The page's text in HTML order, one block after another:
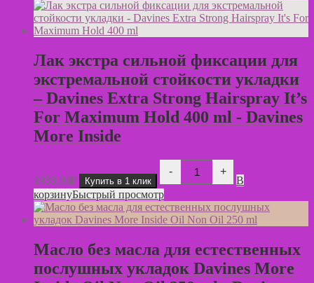
фиксации
для
глянцевого
стайлинга
Davines
More
Inside
Medium
Hold
Hairspray
Лак экстра сильной фиксации для
экстремальной стойкости укладки
– Davines Extra Strong Hairspray It’s
For Maximum Hold 400 ml - Davines
More Inside
1938,00₽ Купить в 1 клик
-
Количество
товара
Лак
сильной
фиксации
стойкости
укладки
-
+
В
корзинуБыстрый просмотр
Масло без масла для естественных
послушных укладок Davines More